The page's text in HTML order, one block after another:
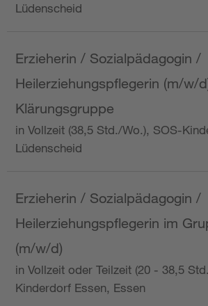
Lüdenscheid
Erzieherin / Sozialpädagogin /
Heilerziehungspflegerin (m/w/
Klärungsgruppe
in Vollzeit (38,5 Std./Wo.), SOS-
Lüdenscheid
Erzieherin / Sozialpädagogin /
Heilerziehungspflegerin im
(m/w/d)
in Vollzeit oder Teilzeit (20 - 38,5
Kinderdorf Essen, Essen